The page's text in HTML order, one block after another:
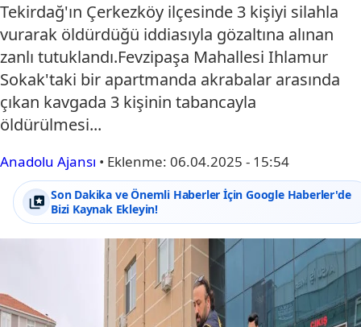
Tekirdağ'ın Çerkezköy ilçesinde 3 kişiyi silahla
vurarak öldürdüğü iddiasıyla gözaltına alınan
zanlı tutuklandı.Fevzipaşa Mahallesi Ihlamur
Sokak'taki bir apartmanda akrabalar arasında
çıkan kavgada 3 kişinin tabancayla
öldürülmesi...
Anadolu Ajansı • Eklenme: 06.04.2025 - 15:54
Son Dakika ve Önemli Haberler İçin Google Haberler'de
Bizi Kaynak Ekleyin!